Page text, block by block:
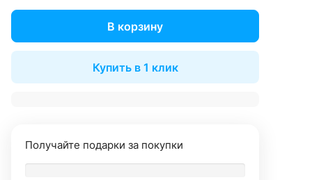
В корзину
Купить в 1 клик
Получайте подарки за покупки